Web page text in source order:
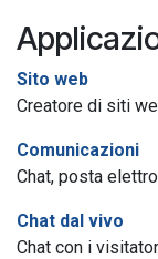
Sito web
Creatore di siti
Comunicazioni
Chat, posta
Chat dal vivo
Chat con i